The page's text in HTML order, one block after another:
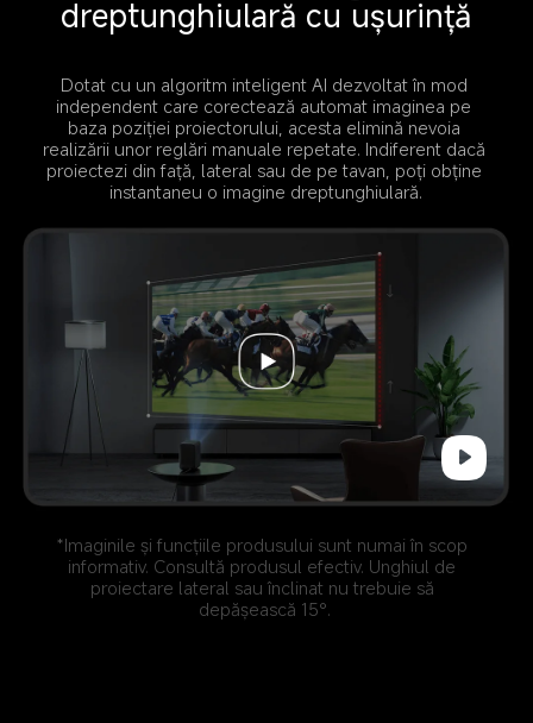
dreptunghiulară cu ușurință
Dotat cu un algoritm inteligent AI dezvoltat în mod
independent care corectează automat imaginea pe
baza poziției proiectorului, acesta elimină nevoia
realizării unor reglări manuale repetate. Indiferent dacă
proiectezi din față, lateral sau de pe tavan, poți obține
instantaneu o imagine dreptunghiulară.
*Imaginile și funcțiile produsului sunt numai în scop
informativ. Consultă produsul efectiv. Unghiul de
proiectare lateral sau înclinat nu trebuie să
depășească 15°.